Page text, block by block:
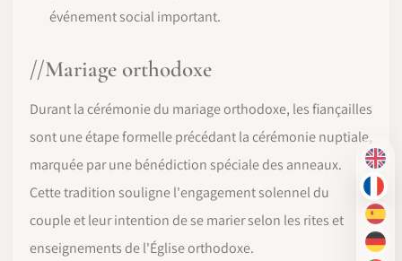
EN
FR
ES
DE
événement social important.
//Mariage orthodoxe
Durant la cérémonie du mariage orthodoxe, les fiançailles
sont une étape formelle précédant la cérémonie nuptiale,
marquée par une bénédiction spéciale des anneaux.
Cette tradition souligne l'engagement solennel du
couple et leur intention de se marier selon les rites et
enseignements de l'Église orthodoxe.